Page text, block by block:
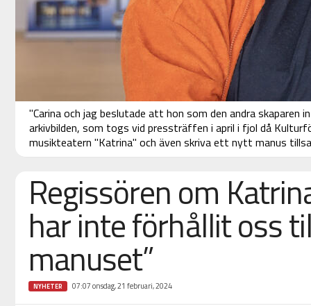
"Carina och jag beslutade att hon som den andra
arkivbilden, som togs vid pressträffen i april i fjol då
musikteatern "Katrina" och även skriva ett nytt manus
Regissören om
har inte förhållit oss
manuset”
NYHETER 07:07 onsdag, 21 februari, 2024